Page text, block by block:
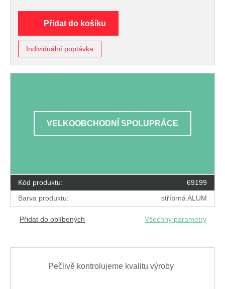
Kód produktu:
69199
Barva produktu:
stříbrná ALUM
Přidat do oblíbených Všechny parametry
Přidat do košíku
Individuální poptávka
VELKOOBCHODNÍ SPOLUPRÁCE
Pečlivě kontrolujeme kvalitu výroby